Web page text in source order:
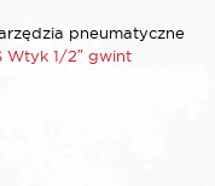
pneumatyczne
Wtyk 1/2″ gwint